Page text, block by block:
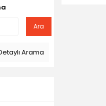
Ara
Arama